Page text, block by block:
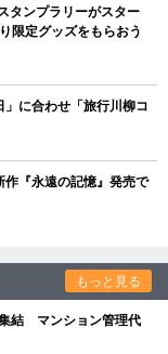
タンプラリーがスター
限定グッズをもらおう
に合わせ「旅行川柳コ
『永遠の記憶』発売で
もっと見る
集結 マンション管理代